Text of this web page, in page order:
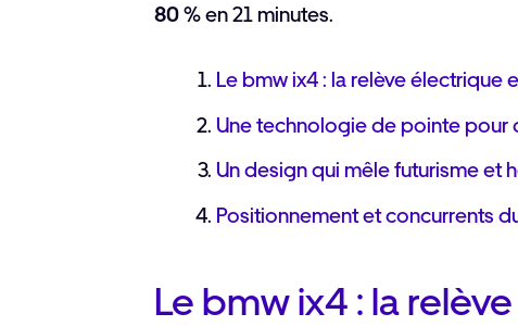
80 %en 21 minutes.
Le bmw ix4 : la relève électrique
Une technologie de pointe pour
Un design qui mêle futurisme et
Positionnement et concurrents
Le bmw ix4 : la